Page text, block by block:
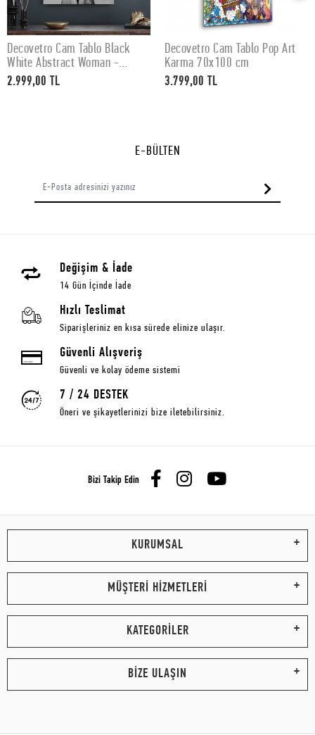
SEPETE EKLE
Decovetro Cam Tablo Black
White Abstract Woman -
50x70 cm
2.999,00 TL
SEPETE EKLE
Decovetro Cam Tablo Pop Art
Karma 70x100 cm
3.799,00 TL
E-BÜLTEN
Değişim & İade
14 Gün İçinde İade
Hızlı Teslimat
Siparişleriniz en kısa sürede elinize ulaşır.
Güvenli Alışveriş
Güvenli ve kolay ödeme sistemi
7 / 24 DESTEK
Öneri ve şikayetlerinizi bize iletebilirsiniz.
Bizi Takip Edin
KURUMSAL
MÜŞTERİ HİZMETLERİ
KATEGORİLER
BİZE ULAŞIN